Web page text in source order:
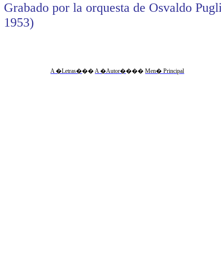
Grabado por la orquesta de Osvaldo
1953)
A �Letras���A �Autor����Men� Principal